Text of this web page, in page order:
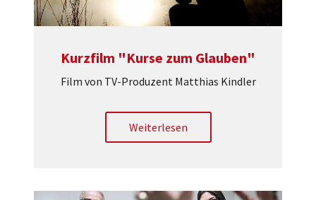
Kurzfilm "Kurse zum Glauben"
Film von TV-Produzent Matthias Kindler
Weiterlesen